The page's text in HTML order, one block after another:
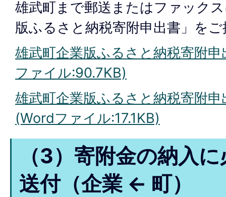
雄武町まで郵送またはファック
版ふるさと納税寄附申出書」を
雄武町企業版ふるさと納税寄附
ファイル:90.7KB)
雄武町企業版ふるさと納税寄附
(Wordファイル:17.1KB)
（3）寄附金の納入
送付（企業 ← 町）